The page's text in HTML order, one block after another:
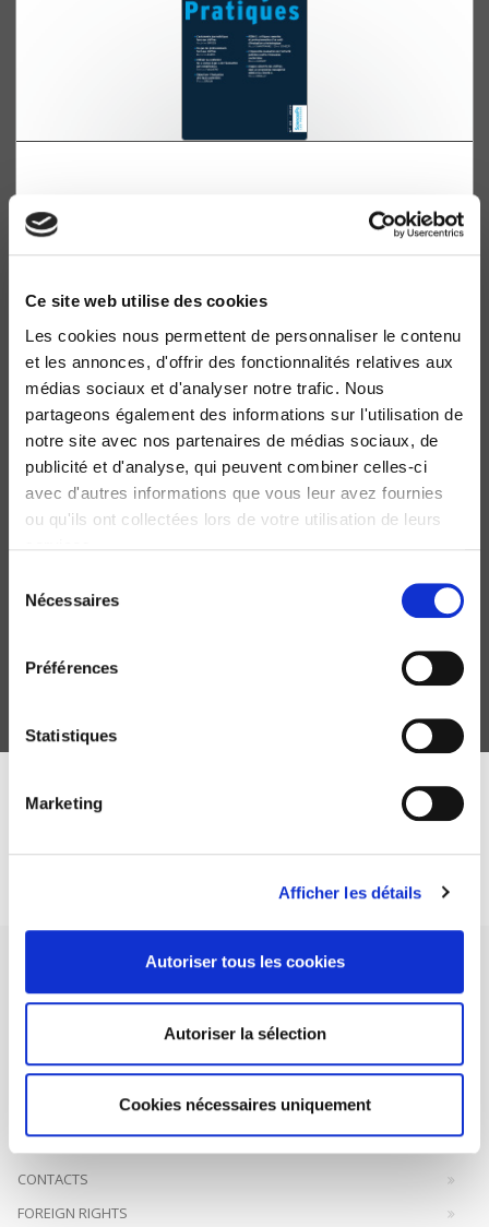
Ce site web utilise des cookies
Les cookies nous permettent de personnaliser le contenu
et les annonces, d'offrir des fonctionnalités relatives aux
médias sociaux et d'analyser notre trafic. Nous
partageons également des informations sur l'utilisation de
notre site avec nos partenaires de médias sociaux, de
publicité et d'analyse, qui peuvent combiner celles-ci
avec d'autres informations que vous leur avez fournies
ou qu'ils ont collectées lors de votre utilisation de leurs
Nécessaires
Préférences
Statistiques
Marketing
Afficher les détails
Autoriser tous les cookies
Autoriser la sélection
Cookies nécessaires uniquement
l'observation ethnographique
Séverine Chauvel, Jean-Marie Pillon
Diriger des petites et des moyennes entreprises : un
DISCOVER OUR JOURNALS
SCIENCES PO UNIVERSITY PRESS has a threefold role: to publish
original research, to edit reference works for student use, and to
help public and political debate.continue
CONTACTS
FOREIGN RIGHTS